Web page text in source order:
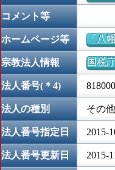
コメント等
ホームページ等 「八
宗教法人情報 国税
法人番号(＊4)
法人の種別 その
法人番号指定日 2015-
法人番号更新日 2015-